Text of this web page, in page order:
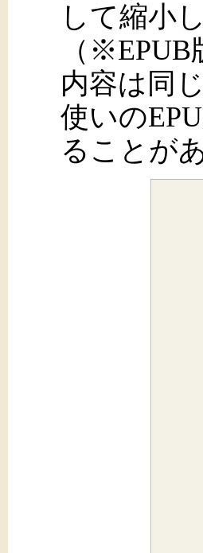
して縮小
（
内容は同
使いの
ることが